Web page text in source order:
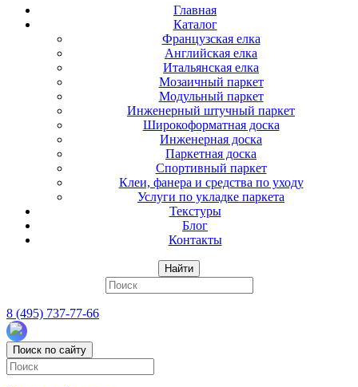
Главная
Каталог
Французская елка
Английская елка
Итальянская елка
Мозаичный паркет
Модульный паркет
Инженерный штучный паркет
Широкоформатная доска
Инженерная доска
Паркетная доска
Спортивный паркет
Клеи, фанера и средства по уходу
Услуги по укладке паркета
Текстуры
Блог
Контакты
Найти
8 (495) 737-77-66
Поиск по сайту